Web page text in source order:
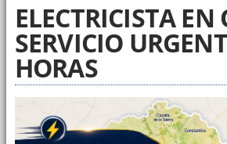
ELECTRICISTA EN
SERVICIO
HORAS